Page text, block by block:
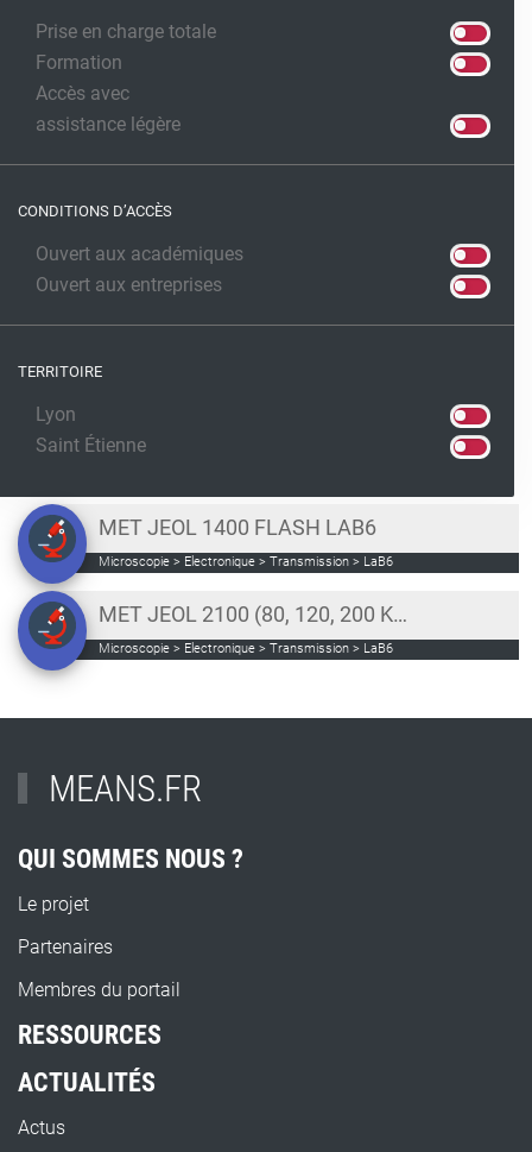
Prise en charge totale
Formation
Accès avec
assistance légère
CONDITIONS D’ACCÈS
Ouvert aux académiques
Ouvert aux entreprises
TERRITOIRE
Lyon
Saint Étienne
MET JEOL 1400 FLASH LAB6
Microscopie > Electronique > Transmission > LaB6
MET JEOL 2100 (80, 120, 200 KV)
Microscopie > Electronique > Transmission > LaB6
MEANS.FR
QUI SOMMES NOUS ?
Le projet
Partenaires
Membres du portail
RESSOURCES
ACTUALITÉS
Actus